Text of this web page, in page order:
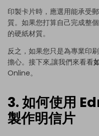
印製卡片時，應選用能承受
質。如果您打算自己完成整
的硬紙材質。
反之，如果您只是為專業印
擔心。接下來,讓我們來看看
Online。
3. 如何使用
製作明信片